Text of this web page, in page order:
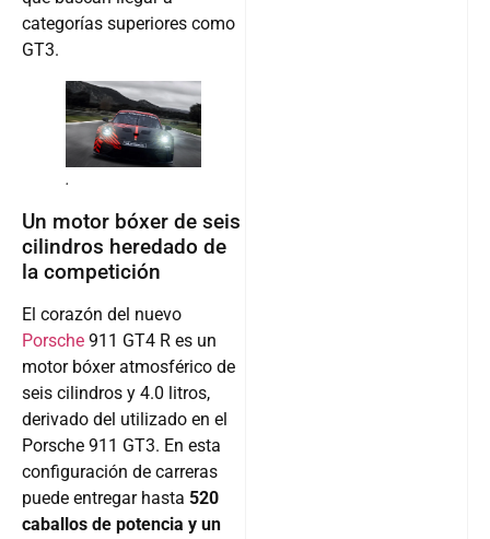
categorías superiores como
GT3.
.
Un motor bóxer de seis
cilindros heredado de
la competición
El corazón del nuevo
Porsche 911 GT4 R es un
motor bóxer atmosférico de
seis cilindros y 4.0 litros,
derivado del utilizado en el
Porsche 911 GT3. En esta
configuración de carreras
puede entregar hasta 520
caballos de potencia y un